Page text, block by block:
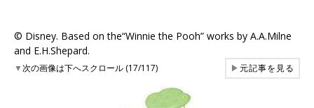
©︎ Disney. Based on the“Winnie the Pooh” works by A.A.Milne
and E.H.Shepard.
▼次の画像は下へスクロール (17/117) ▶元記事を見る